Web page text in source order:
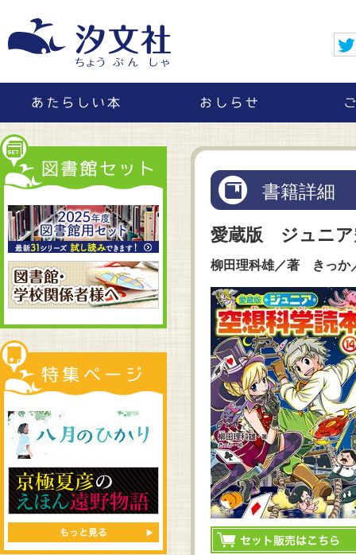
書籍詳細
愛蔵版 ジュニ
柳田理科雄／著 きっか